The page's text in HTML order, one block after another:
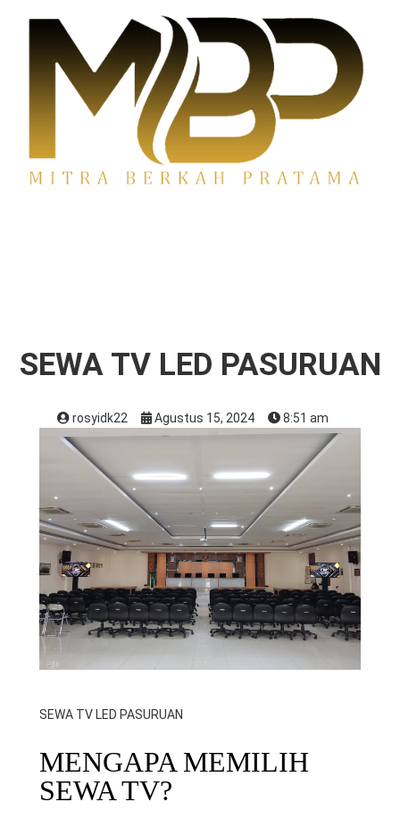
SEWA TV LED PASURUAN
rosyidk22 Agustus 15, 2024 8:51 am
SEWA TV LED PASURUAN
MENGAPA MEMILIH
SEWA TV?